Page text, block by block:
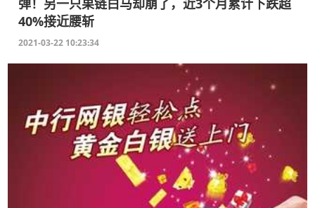
弹！另一只果链白马却崩了，近3个月累计下跌超
40%接近腰斩
2021-03-22 10:23:34